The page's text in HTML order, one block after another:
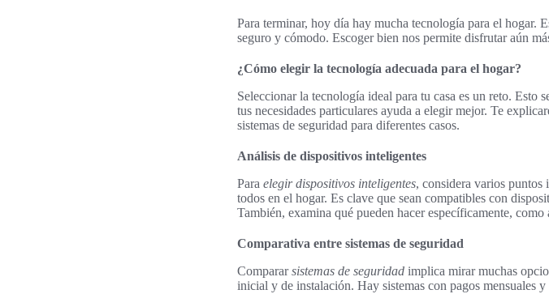
Para terminar, hoy día hay mucha tecnología para el hogar.
seguro y cómodo. Escoger bien nos permite disfrutar aún
¿Cómo elegir la tecnología adecuada para el hogar?
Seleccionar la tecnología ideal para tu casa es un reto. Esto
tus necesidades particulares ayuda a elegir mejor. Te
sistemas de seguridad para diferentes casos.
Análisis de dispositivos inteligentes
Para elegir dispositivos inteligentes, considera varios puntos
todos en el hogar. Es clave que sean compatibles con
También, examina qué pueden hacer específicamente,
Comparativa entre sistemas de seguridad
Compararsistemas de seguridad implica mirar muchas
inicial y de instalación. Hay sistemas con pagos mensuales